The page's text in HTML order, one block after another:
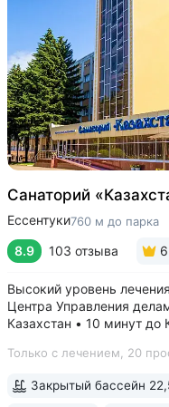
Санаторий
Ессентуки760 м до парка
8.9 103 отзыва 6
Высокий уровень
Центра Управления
Казахстан • 10 минут до
и «Ессентуки-Новая» •
Только с лечением, 20
Закрытый бассейн